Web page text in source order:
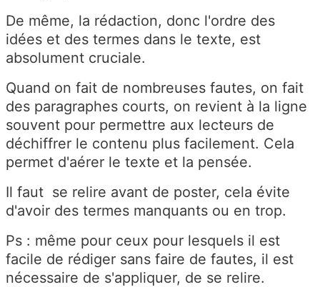
De même, la rédaction, donc l'ordre des
idées et des termes dans le texte, est
absolument cruciale.
Quand on fait de nombreuses fautes, on fait
des paragraphes courts, on revient à la ligne
souvent pour permettre aux lecteurs de
déchiffrer le contenu plus facilement. Cela
permet d'aérer le texte et la pensée.
Il faut se relire avant de poster, cela évite
d'avoir des termes manquants ou en trop.
Ps : même pour ceux pour lesquels il est
facile de rédiger sans faire de fautes, il est
nécessaire de s'appliquer, de se relire.